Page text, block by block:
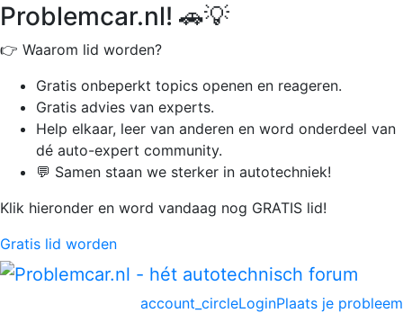
Problemcar.nl! 🚗💡
👉 Waarom lid worden?
Gratis onbeperkt topics openen en reageren.
Gratis advies van experts.
Help elkaar, leer van anderen en word onderdeel van
dé auto-expert community.
💬 Samen staan we sterker in autotechniek!
Klik hieronder en word vandaag nog GRATIS lid!
Gratis lid worden
Plaats je probleem
account_circleLogin